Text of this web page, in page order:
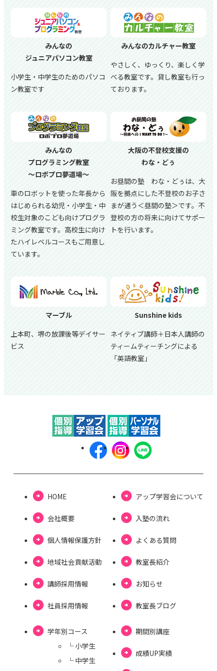
みんなの
ジュニアパソコン教室
小学生・中学生のためのパソコ
ン教室です
みんなのカルチャー教室
やさしく、ゆっくり、楽しく学
べる教室です。貸し教室も行っ
ております。
みんなの
プログラミング教室
～ロボプロ夢道場～
車のロボットを使った年長から
はじめられる幼児・小学生・中
校生対象のこども向けプログラ
ミング教室です。高校生に向け
たハイレベルコースもご用意し
ています。
大阪の不登校支援の
わな・どぅ
お昼間の塾 わな・どぅは、大
阪を拠点にした不登校のお子さ
まが通う＜昼間の塾＞です。不
登校の方の将来に向けてサポー
トを行います。
マーブル
上本町、堺の放課後等デイサー
ビス
Sunshine kids
ネイティブ講師＋日本人講師の
ティームティーチングによる
「英語教室」
HOME
会社概要
個⼈情報保護⽅針
地域社会貢献活動
講師採用情報
社員採用情報
アップ学習会について
⼊塾の流れ
よくある質問
教室長紹介
お知らせ
教室⻑ブログ
学年別コース
└ ⼩学⽣
└ 中学⽣
期間別講座
成績UP実績